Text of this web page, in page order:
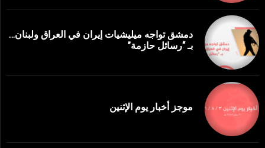
دمشق تواجه ميليشيات إيران في العراق ولبنان…
بـ “رسائل حازمة”
موجز أخبار يوم الإثنين